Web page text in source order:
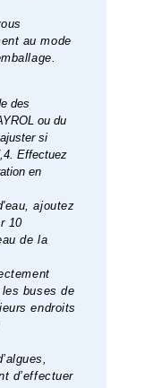
au mode
des
ou du
si
Effectuez
en
ajoutez
10
de la
buses de
endroits
d’effectuer